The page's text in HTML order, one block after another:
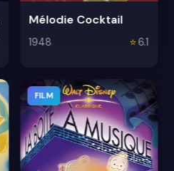
Mélodie Cocktail
1948 ⭐6.1
FILM